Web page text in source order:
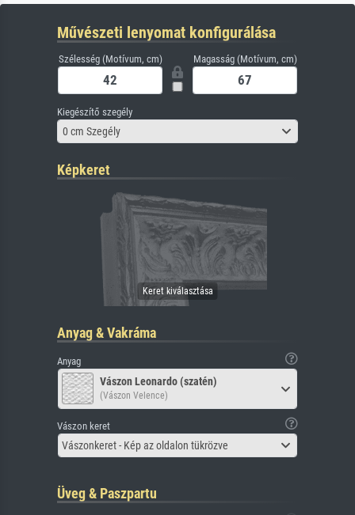
Művészeti lenyomat konfigurálása
Szélesség (Motívum, cm) Magasság (Motívum, cm)
Kiegészítő szegély
0 cm Szegély
Képkeret
Anyag & Vakráma
Anyag
Vászon Leonardo (szatén)
(Vászon Velence)
Vászon keret
Vászonkeret - Kép az oldalon tükrözve
Üveg & Paszpartu